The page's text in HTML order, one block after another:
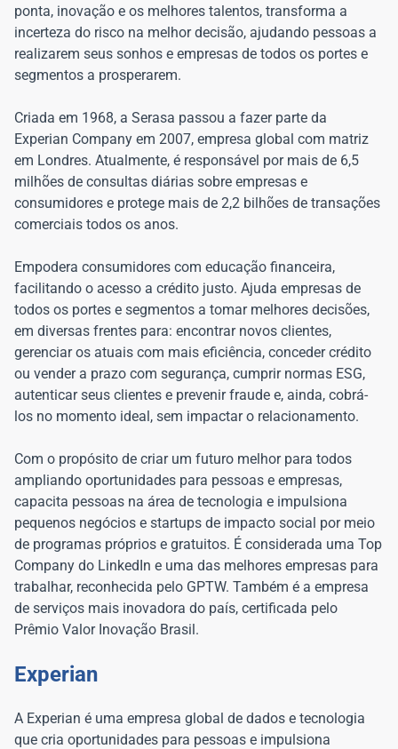
ponta, inovação e os melhores talentos, transforma a
incerteza do risco na melhor decisão, ajudando pessoas a
realizarem seus sonhos e empresas de todos os portes e
segmentos a prosperarem.
Criada em 1968, a Serasa passou a fazer parte da
Experian Company em 2007, empresa global com matriz
em Londres. Atualmente, é responsável por mais de 6,5
milhões de consultas diárias sobre empresas e
consumidores e protege mais de 2,2 bilhões de transações
comerciais todos os anos.
Empodera consumidores com educação financeira,
facilitando o acesso a crédito justo. Ajuda empresas de
todos os portes e segmentos a tomar melhores decisões,
em diversas frentes para: encontrar novos clientes,
gerenciar os atuais com mais eficiência, conceder crédito
ou vender a prazo com segurança, cumprir normas ESG,
autenticar seus clientes e prevenir fraude e, ainda, cobrá-
los no momento ideal, sem impactar o relacionamento.
Com o propósito de criar um futuro melhor para todos
ampliando oportunidades para pessoas e empresas,
capacita pessoas na área de tecnologia e impulsiona
pequenos negócios e startups de impacto social por meio
de programas próprios e gratuitos. É considerada uma Top
Company do LinkedIn e uma das melhores empresas para
trabalhar, reconhecida pelo GPTW. Também é a empresa
de serviços mais inovadora do país, certificada pelo
Prêmio Valor Inovação Brasil.
Experian
A Experian é uma empresa global de dados e tecnologia
que cria oportunidades para pessoas e impulsiona